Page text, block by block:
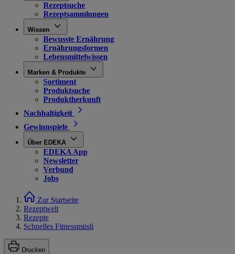
Rezeptsuche
Rezeptsammlungen
Wissen
Bewusste Ernährung
Ernährungsformen
Lebensmittelwissen
Marken & Produkte
Sortiment
Produktsuche
Produktherkunft
Nachhaltigkeit
Gewinnspiele
Über EDEKA
EDEKA App
Newsletter
Verbund
Jobs
Zur Startseite
Rezeptwelt
Rezepte
Schnelles Fitnessmüsli
Drucken